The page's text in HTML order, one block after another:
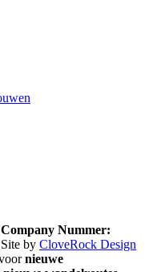
Company Nummer:
Site by CloveRock Design
nieuwe